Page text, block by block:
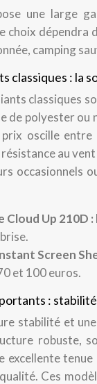
une large
choix dépendra
camping
classiques : la
classiques
de polyester ou
prix oscille
au
occasionnels
Cloud Up 210D :
Screen
et 100 euros.
:
stabilité et
robuste,
excellente
Ces